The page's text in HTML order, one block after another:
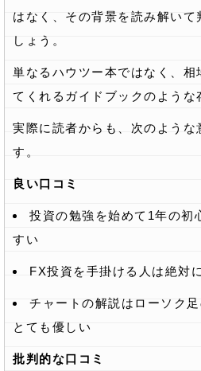
はなく、その背景を読み解い
しょう。
単なるハウツー本ではなく、相
てくれるガイドブックのような
実際に読者からも、次のような
す。
良い口コミ
投資の勉強を始めて1年の初
すい
FX投資を手掛ける人は絶対
チャートの解説はローソク
とても優しい
批判的な口コミ